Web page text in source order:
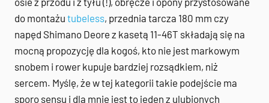
do montażu tubeless, przednia tarcza 180 mm czy
napęd Shimano Deore z kasetą 11-46T składają się na
mocną propozycję dla kogoś, kto nie jest markowym
snobem i rower kupuje bardziej rozsądkiem, niż
sercem. Myślę, że w tej kategorii takie podejście ma
sporo sensu i dla mnie jest to jeden z ulubionych